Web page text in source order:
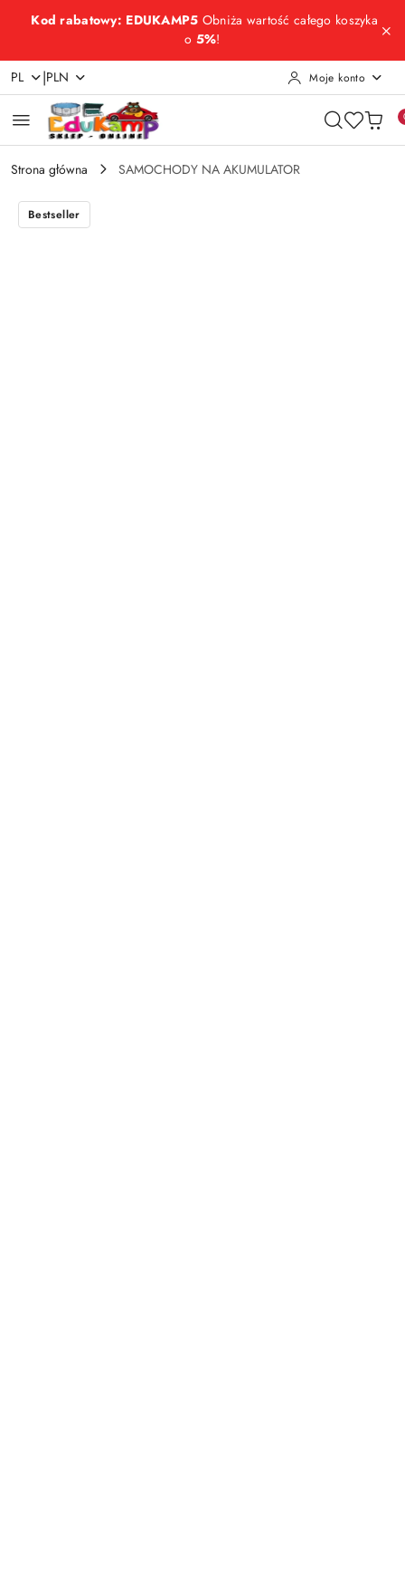
Przejdź do treści głównej
Przejdź do wyszukiwarki
Przejdź do moje konto
Przejdź do menu głównego
Przejdź do opisu produktu
Przejdź do stopki
Kod rabatowy: EDUKAMP5 Obniża wartość całego koszyka
o 5%!
PL |PLN Moje konto
Strona główna SAMOCHODY NA AKUMULATOR
Bestseller